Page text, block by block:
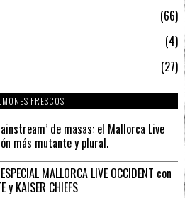
66
4
27
FRESCOS
de masas: el Mallorca Live
más mutante y plural.
MALLORCA LIVE OCCIDENT con
y KAISER CHIEFS